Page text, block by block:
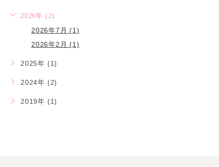
2026年 (2)
2026年7月 (1)
2026年2月 (1)
2025年 (1)
2024年 (2)
2019年 (1)